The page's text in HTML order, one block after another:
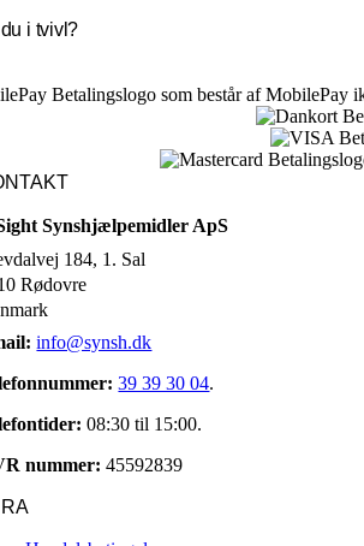
i tvivl?
Synshjælpemidler ApS
184, 1. Sal
Rødovre
info@synsh.dk
39 39 30 04.
08:30 til 15:00.
nummer: 45592839